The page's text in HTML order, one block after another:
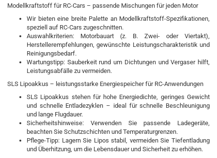
Modellkraftstoff für RC-Cars – passende Mischungen für jeden Motor
Wir bieten eine breite Palette an Modellkraftstoff-Spezifikationen,
speziell auf RC-Cars zugeschnitten.
Auswahlkriterien: Motorbauart (z. B. Zwei- oder Viertakt),
Herstellerempfehlungen, gewünschte Leistungscharakteristik und
Reinigungsbedarf.
Wartungstipp: Sauberkeit rund um Dichtungen und Vergaser hilft,
Leistungsabfälle zu vermeiden.
SLS Lipoakkus – leistungsstarke Energiespeicher für RC-Anwendungen
SLS Lipoakkus stehen für hohe Energiedichte, geringes Gewicht
und schnelle Entladezyklen – ideal für schnelle Beschleunigung
und lange Flugdauer.
Sicherheitshinweise: Verwenden Sie passende Ladegeräte,
beachten Sie Schutzschichten und Temperaturgrenzen.
Pflege-Tipp: Lagern Sie Lipos stabil, vermeiden Sie Tiefentladung
und Überhitzung, um die Lebensdauer und Sicherheit zu erhöhen.